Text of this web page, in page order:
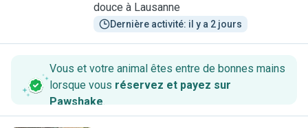
douce à Lausanne
Dernière activité: il y a 2 jours
Vous et votre animal êtes entre de bonnes mains
lorsque vous réservez et payez sur
Pawshake.